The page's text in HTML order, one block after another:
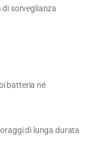
sorveglianza
batteria né
di lunga durata